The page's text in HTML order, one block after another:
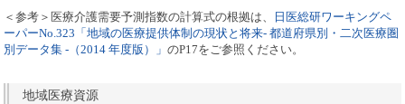
＜参考＞医療介護需要予測指数の計算式の根拠は、
日医総研ワーキングペ
ーパーNo.323「地域の医療提供体制の現状と将来- 都道府県別・二次医療圏
別データ集 -（2014 年度版）」のP17をご参照ください。
地域医療資源